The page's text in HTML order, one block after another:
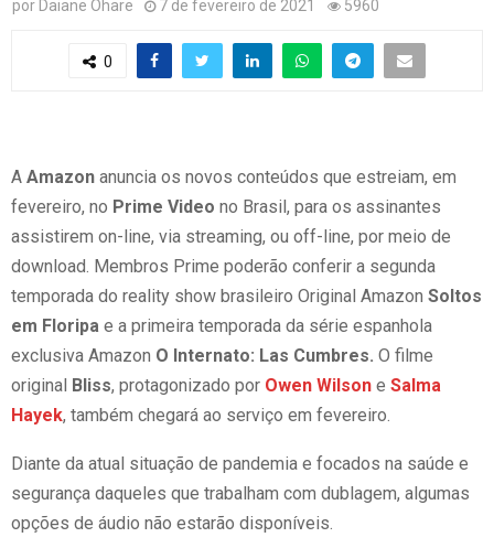
por Daiane Ohare 7 de fevereiro de 2021 5960
0
A Amazon anuncia os novos conteúdos que estreiam, em
fevereiro, no Prime Video no Brasil, para os assinantes
assistirem on-line, via streaming, ou off-line, por meio de
download. Membros Prime poderão conferir a segunda
temporada do reality show brasileiro Original Amazon Soltos
em Floripa e a primeira temporada da série espanhola
exclusiva Amazon O Internato: Las Cumbres. O filme
original Bliss, protagonizado por Owen Wilson e Salma
Hayek, também chegará ao serviço em fevereiro.
Diante da atual situação de pandemia e focados na saúde e
segurança daqueles que trabalham com dublagem, algumas
opções de áudio não estarão disponíveis.